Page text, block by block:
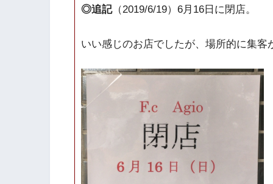
◎追記（2019/6/19）6月16日に閉店。
いい感じのお店でしたが、場所的に集客